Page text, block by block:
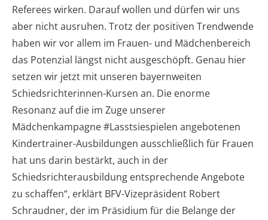
Referees wirken. Darauf wollen und dürfen wir uns
aber nicht ausruhen. Trotz der positiven Trendwende
haben wir vor allem im Frauen- und Mädchenbereich
das Potenzial längst nicht ausgeschöpft. Genau hier
setzen wir jetzt mit unseren bayernweiten
Schiedsrichterinnen-Kursen an. Die enorme
Resonanz auf die im Zuge unserer
Mädchenkampagne #Lasstsiespielen angebotenen
Kindertrainer-Ausbildungen ausschließlich für Frauen
hat uns darin bestärkt, auch in der
Schiedsrichterausbildung entsprechende Angebote
zu schaffen“, erklärt BFV-Vizepräsident Robert
Schraudner, der im Präsidium für die Belange der